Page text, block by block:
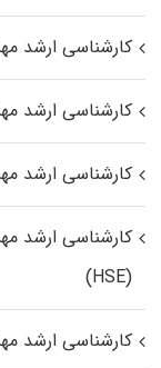
کارشناسی ارشد
کارشناسی ارشد
کارشناسی ارشد
کارشناسی ارشد
(HSE)
کارشناسی ارشد